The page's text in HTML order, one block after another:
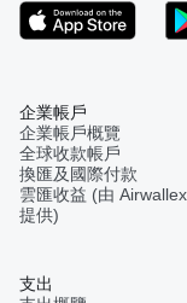
企業帳戶
企業帳戶概覽
全球收款帳戶
換匯及國際付款
雲匯收益 (由
提供)
支出